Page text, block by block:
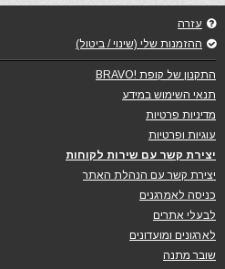
עזרה
ההזמנות שלי (שינוי / ביטול)
התקנון של קופת !BRAVO
תנאי השימוש במידע
מדיניות פרטיות
עוגיות ופרטיות
יצירת קשר עם שירות לקוחות
יצירת קשר עם הנהלת האתר
כניסה לאמרגנים
לבעלי אתרים
לארגונים ומועדונים
שובר מתנה